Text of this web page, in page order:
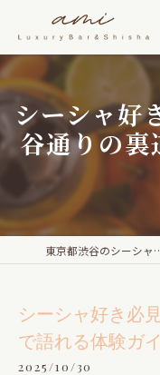
シーシャ好
谷通りの裏
東京都渋谷のシーシ
シーシャ好き必
で語れる体験ガ
2025/10/30